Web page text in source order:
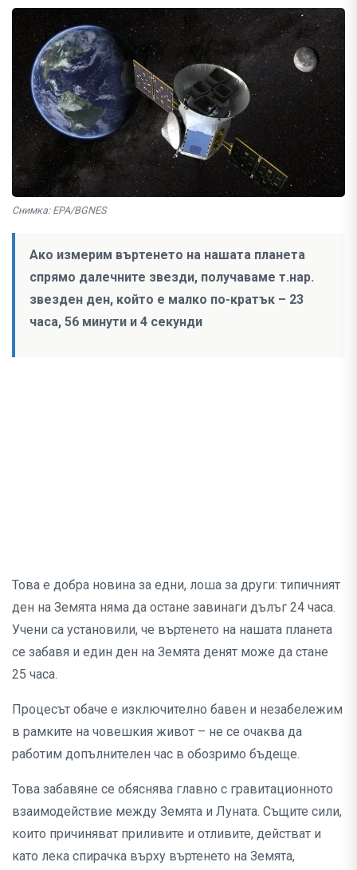
Снимка: EPA/BGNES
Ако измерим въртенето на нашата планета
спрямо далечните звезди, получаваме т.нар.
звезден ден, който е малко по-кратък – 23
часа, 56 минути и 4 секунди
Това е добра новина за едни, лоша за други: типичният
ден на Земята няма да остане завинаги дълъг 24 часа.
Учени са установили, че въртенето на нашата планета
се забавя и един ден на Земята денят може да стане
25 часа.
Процесът обаче е изключително бавен и незабележим
в рамките на човешкия живот – не се очаква да
работим допълнителен час в обозримо бъдеще.
Това забавяне се обяснява главно с гравитационното
взаимодействие между Земята и Луната. Същите сили,
които причиняват приливите и отливите, действат и
като лека спирачка върху въртенето на Земята,